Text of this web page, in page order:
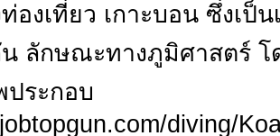
งเที่ยว เกาะบอน ซึ่งเป็
ลักษณะทางภูมิศาสตร์ โ
ระกอบ
diving/